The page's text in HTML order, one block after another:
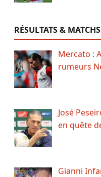
RÉSULTATS &
Mercato :
rumeurs
José
en quête
Gianni